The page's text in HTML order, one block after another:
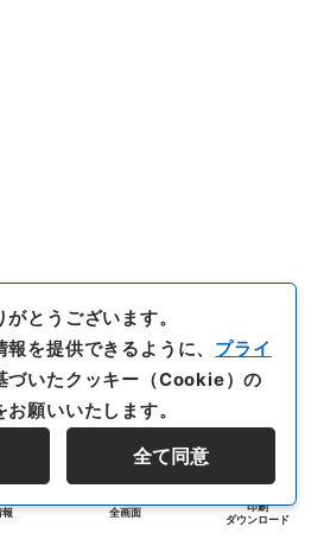
報 全画面
印刷
ダウンロード
とうございます。
を提供できるように、 プライ
づいたクッキー（Cookie）の
願いいたします。
全て同意